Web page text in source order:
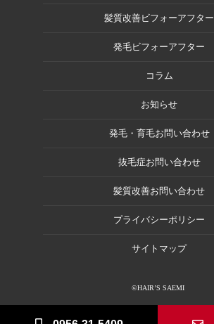
髪質改善ビフォーアフター
発毛ビフォーアフター
コラム
お知らせ
発毛・育毛お問い合わせ
抜毛症お問い合わせ
髪質改善お問い合わせ
プライバシーポリシー
サイトマップ
©HAIR’S SAEMI